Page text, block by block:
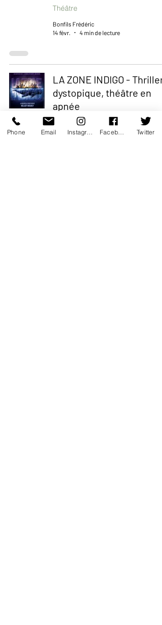
Théâtre
Bonfils Frédéric
14 févr.
4 min de lecture
LA ZONE INDIGO - Thriller
dystopique, théâtre en
apnée
Théâtre
Bonfils Frédéric
Phone Email Twitter